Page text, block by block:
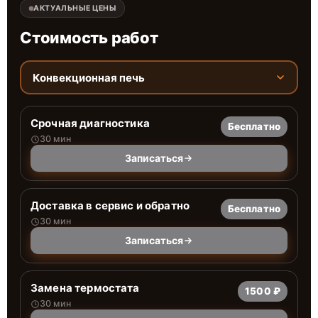
АКТУАЛЬНЫЕ ЦЕНЫ
Стоимость работ
Конвекционная печь
Срочная диагностика
30 мин
Бесплатно
Записаться
Доставка в сервис и обратно
30 мин
Бесплатно
Записаться
Замена термостата
30 мин
1500 ₽